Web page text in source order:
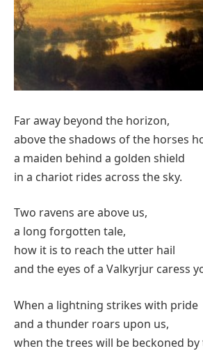
Far away beyond the horizon,
above the shadows of the horses
a maiden behind a golden shield
in a chariot rides across the sky.
Two ravens are above us,
a long forgotten tale,
how it is to reach the utter hail
and the eyes of a Valkyrjur caress
When a lightning strikes with pride
and a thunder roars upon us,
when the trees will be beckoned